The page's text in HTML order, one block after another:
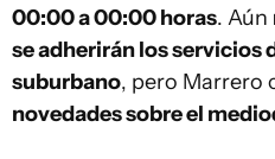
00:00 a 00:00 horas. Aún
se adherirán los servicios
suburbano, pero Marrero
novedades sobre el